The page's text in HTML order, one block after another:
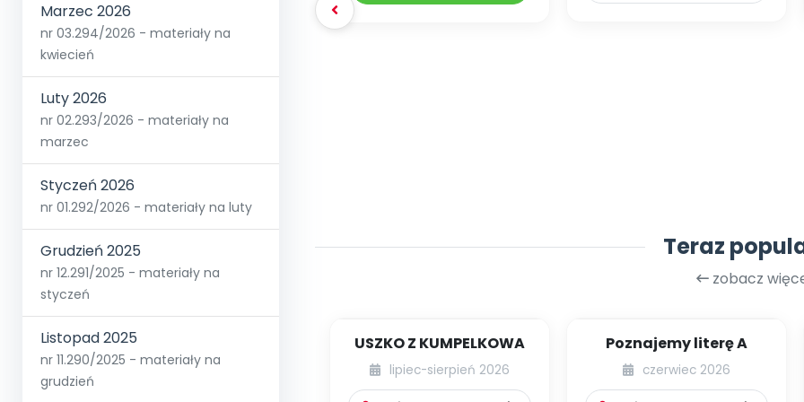
Marzec 2026
nr 03.294/2026 - materiały na
kwiecień
Luty 2026
nr 02.293/2026 - materiały na
marzec
Styczeń 2026
nr 01.292/2026 - materiały na luty
Grudzień 2025
nr 12.291/2025 - materiały na
styczeń
Listopad 2025
nr 11.290/2025 - materiały na
grudzień
Teraz
zobacz
USZKO Z KUMPELKOWA
lipiec-sierpień 2026
Poznajemy literę A
czerwiec 2026